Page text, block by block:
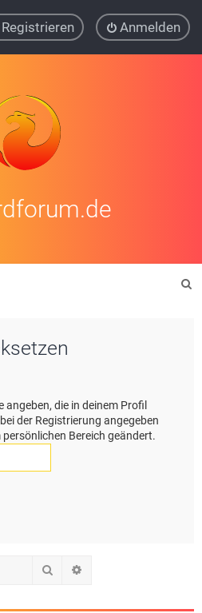
Anmelden
Registrieren
angeben, die in deinem Profil
der Registrierung angegeben
Bereich geändert.
Suche